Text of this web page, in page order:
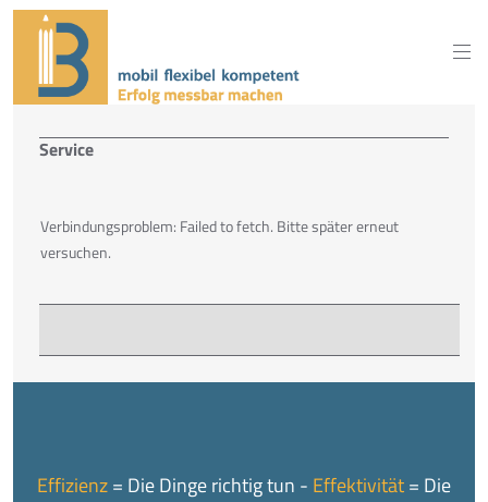
Service
Verbindungsproblem: Failed to fetch. Bitte später erneut
versuchen.
Effizienz= Die Dinge richtig tun - Effektivität= Die